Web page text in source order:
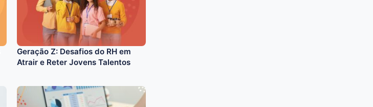
Geração Z: Desafios do RH em
Atrair e Reter Jovens Talentos